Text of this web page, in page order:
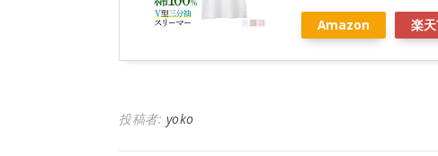
Amazon 楽
投稿者: yoko